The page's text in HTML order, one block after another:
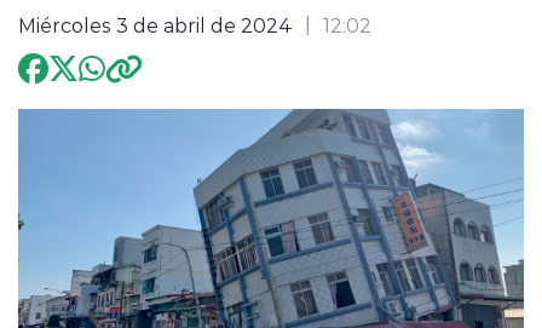
modo claro
Miércoles 3 de abril de 2024 12:02